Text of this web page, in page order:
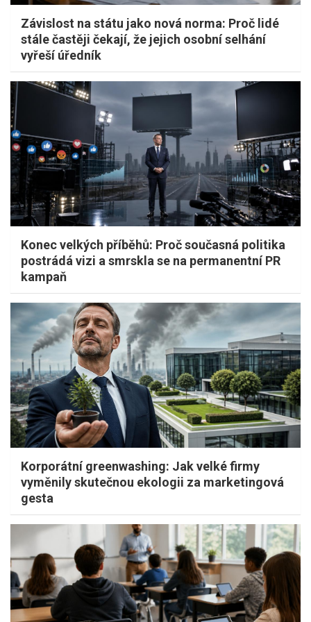
Závislost na státu jako nová norma: Proč lidé
stále častěji čekají, že jejich osobní selhání
vyřeší úředník
Konec velkých příběhů: Proč současná politika
postrádá vizi a smrskla se na permanentní PR
kampaň
Korporátní greenwashing: Jak velké firmy
vyměnily skutečnou ekologii za marketingová
gesta